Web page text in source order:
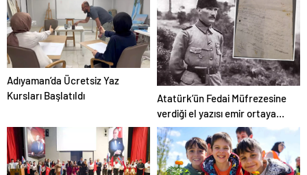
duyurdu
Adıyaman’da Ücretsiz Yaz
Kursları Başlatıldı
Atatürk’ün Fedai Müfrezesine
verdiği el yazısı emir ortaya
çıktı